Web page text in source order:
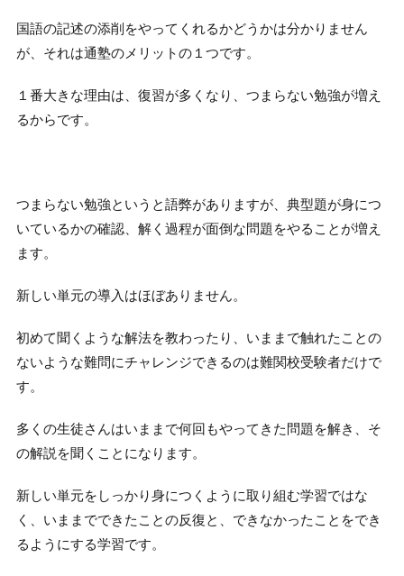
国語の記述の添削をやってくれるかどうかは分かりません
が、それは通塾のメリットの１つです。
１番大きな理由は、復習が多くなり、つまらない勉強が増え
るからです。
つまらない勉強というと語弊がありますが、典型題が身につ
いているかの確認、解く過程が面倒な問題をやることが増え
ます。
新しい単元の導入はほぼありません。
初めて聞くような解法を教わったり、いままで触れたことの
ないような難問にチャレンジできるのは難関校受験者だけで
す。
多くの生徒さんはいままで何回もやってきた問題を解き、そ
の解説を聞くことになります。
新しい単元をしっかり身につくように取り組む学習ではな
く、いままでできたことの反復と、できなかったことをでき
るようにする学習です。